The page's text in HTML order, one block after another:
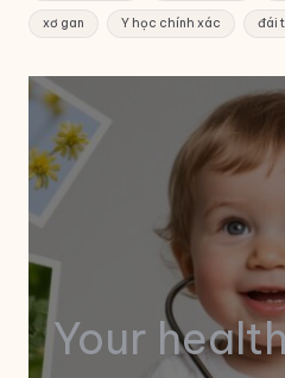
xơ gan Y học chính xác đái
Your